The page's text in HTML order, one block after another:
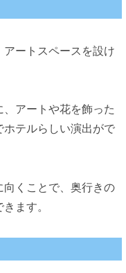
ートスペースを設け
アートや花を飾った
ホテルらしい演出がで
くことで、奥行きの
ます。